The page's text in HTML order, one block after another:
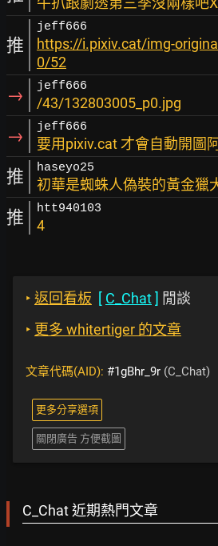
推
jeff666
https://i.pixiv.cat/img-
0/52
→ jeff666
/43/132803005_p0.jpg
→ jeff666
要用pixiv.cat 才會自動開圖
推 haseyo25
初華是蜘蛛人偽裝的黃金獵
推 htt940103
4
‣ 返回看板 [ C_Chat] 閒談
‣ 更多 whitertiger 的文章
文章代碼(AID): #1gBhr_9r (C_Chat)
更多分享選項
關閉廣告 方便截圖
C_Chat 近期熱門文章